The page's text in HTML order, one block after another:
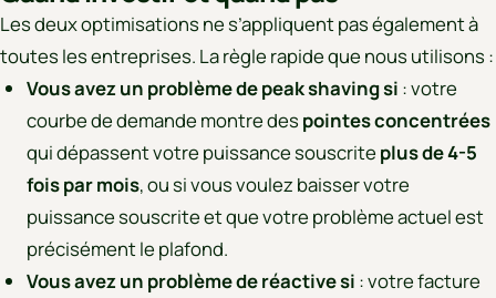
Les deux optimisations ne s’appliquent pas également à
toutes les entreprises. La règle rapide que nous utilisons :
Vous avez un problème de peak shaving si : votre
courbe de demande montre des pointes concentrées
qui dépassent votre puissance souscrite plus de 4-5
fois par mois, ou si vous voulez baisser votre
puissance souscrite et que votre problème actuel est
précisément le plafond.
Vous avez un problème de réactive si : votre facture